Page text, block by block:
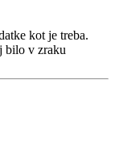
kot je treba.
bilo v zraku